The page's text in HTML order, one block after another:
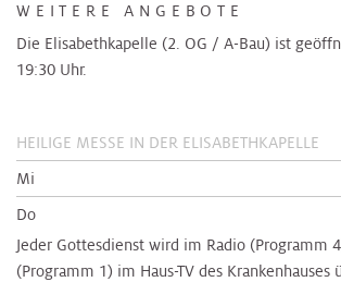
WEITERE ANGEBOTE
Die Elisabethkapelle (2. OG / A-Bau) ist
19:30 Uhr.
HEILIGE MESSE IN DER ELISABETHKAPELLE
Mi
Do
Jeder Gottesdienst wird im Radio (Programm
(Programm 1) im Haus-TV des Krankenhauses